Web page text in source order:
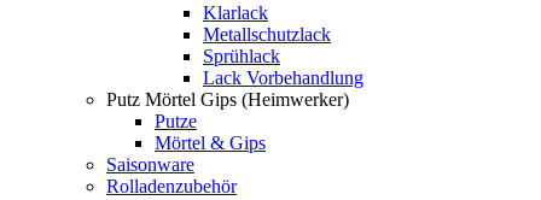
Klarlack
Metallschutzlack
Sprühlack
Lack Vorbehandlung
Putz Mörtel Gips (Heimwerker)
Putze
Mörtel & Gips
Saisonware
Rolladenzubehör